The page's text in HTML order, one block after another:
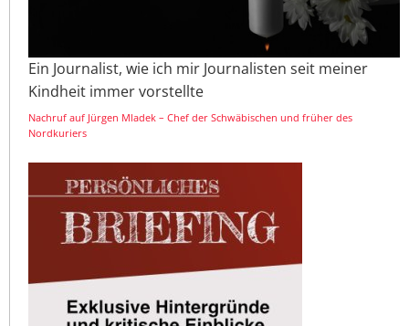
Ein Journalist, wie ich mir Journalisten seit meiner
Kindheit immer vorstellte
Nachruf auf Jürgen Mladek – Chef der Schwäbischen und früher des
Nordkuriers